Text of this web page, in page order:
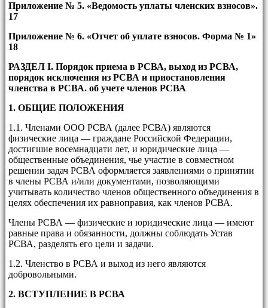
Приложение № 5. «Ведомость уплаты членских взносов».
17
Приложение № 6. «Отчет об уплате взносов.Форма № 1»
18
РАЗДЕЛI. Порядок приема в РСВА, выход из РСВА,
порядок исключения из РСВА и приостановления
членства в РСВА. об учете членов РСВА
1. ОБЩИЕ ПОЛОЖЕНИЯ
1.1. Членами ООО РСВА (далее РСВА) являются
физические лица — граждане Российской Федерации,
достигшие восемнадцати лет, и юридические лица —
общественные объединения, чье участие в совместном
решении задач РСВА оформляется заявлениями о принятии
в члены РСВА и/или документами, позволяющими
учитывать количество членов общественного объединения в
целях обеспечения их равноправия, как членов РСВА.
Члены РСВА — физические и юридические лица — имеют
равные права и обязанности, должны соблюдать Устав
РСВА, разделять его цели и задачи.
1.2. Членство в РСВА и выход из него являются
добровольными.
2. ВСТУПЛЕНИЕ В РСВА